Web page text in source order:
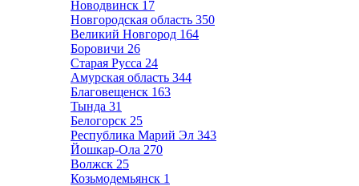
Новодвинск 17
Новгородская область 350
Великий Новгород 164
Боровичи 26
Старая Русса 24
Амурская область 344
Благовещенск 163
Тында 31
Белогорск 25
Республика Марий Эл 343
Йошкар-Ола 270
Волжск 25
Козьмодемьянск 1